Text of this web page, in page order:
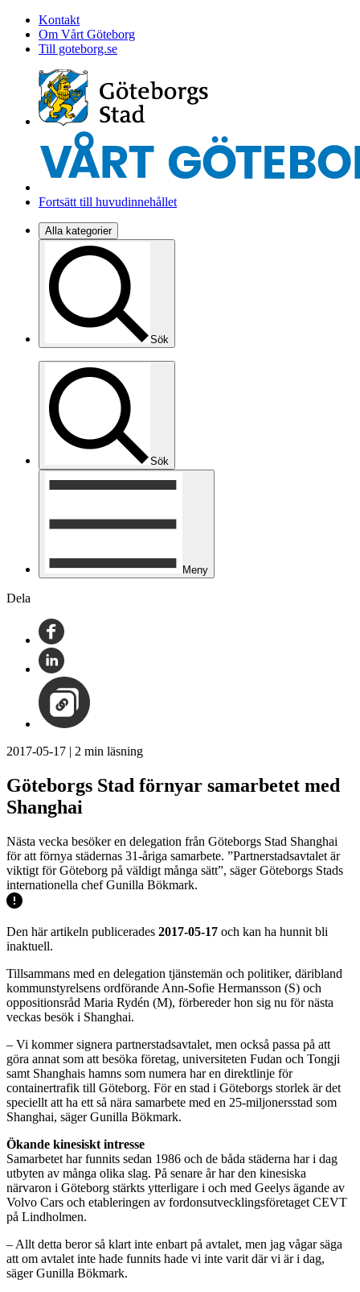
Kontakt
Om Vårt Göteborg
Till goteborg.se
Fortsätt till huvudinnehållet
Alla kategorier
Sök
Sök
Meny
Dela
2017-05-17 | 2 min läsning
Göteborgs Stad förnyar samarbetet med
Shanghai
Nästa vecka besöker en delegation från Göteborgs Stad Shanghai
för att förnya städernas 31-åriga samarbete. ”Partnerstadsavtalet är
viktigt för Göteborg på väldigt många sätt”, säger Göteborgs Stads
internationella chef Gunilla Bökmark.
Den här artikeln publicerades 2017-05-17 och kan ha hunnit bli
inaktuell.
Tillsammans med en delegation tjänstemän och politiker, däribland
kommunstyrelsens ordförande Ann-Sofie Hermansson (S) och
oppositionsråd Maria Rydén (M), förbereder hon sig nu för nästa
veckas besök i Shanghai.
– Vi kommer signera partnerstadsavtalet, men också passa på att
göra annat som att besöka företag, universiteten Fudan och Tongji
samt Shanghais hamns som numera har en direktlinje för
containertrafik till Göteborg. För en stad i Göteborgs storlek är det
speciellt att ha ett så nära samarbete med en 25-miljonersstad som
Shanghai, säger Gunilla Bökmark.
Ökande kinesiskt intresse
Samarbetet har funnits sedan 1986 och de båda städerna har i dag
utbyten av många olika slag. På senare år har den kinesiska
närvaron i Göteborg stärkts ytterligare i och med Geelys ägande av
Volvo Cars och etableringen av fordonsutvecklingsföretaget CEVT
på Lindholmen.
– Allt detta beror så klart inte enbart på avtalet, men jag vågar säga
att om avtalet inte hade funnits hade vi inte varit där vi är i dag,
säger Gunilla Bökmark.